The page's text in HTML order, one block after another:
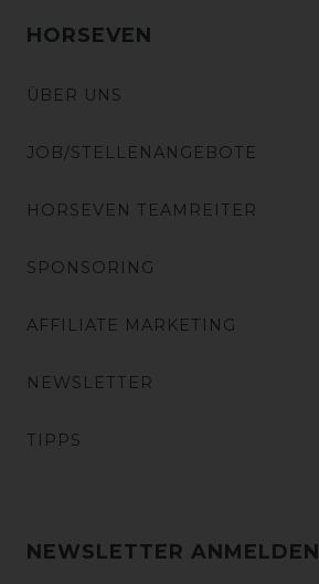
HORSEVEN
ÜBER UNS
JOB/STELLENANGEBOTE
HORSEVEN TEAMREITER
SPONSORING
AFFILIATE MARKETING
NEWSLETTER
TIPPS
NEWSLETTER ANMELDEN